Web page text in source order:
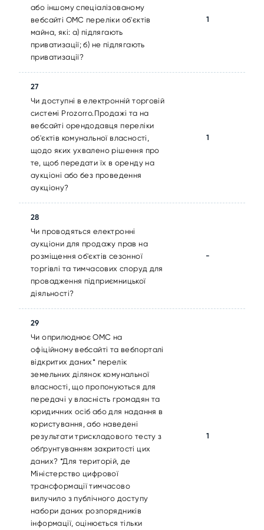
або іншому спеціалізованому
вебсайті ОМС переліки об'єктів
майна, які: а) підлягають
приватизації; б) не підлягають
приватизації?
1
27
Чи доступні в електронній торговій
системі Prozorro.Продажі та на
вебсайті орендодавця переліки
об'єктів комунальної власності,
щодо яких ухвалено рішення про
те, щоб передати їх в оренду на
аукціоні або без проведення
аукціону?
1
28
Чи проводяться електронні
аукціони для продажу прав на
розміщення об'єктів сезонної
торгівлі та тимчасових споруд для
провадження підприємницької
діяльності?
-
29
Чи оприлюднює ОМС на
офіційному вебсайті та вебпорталі
відкритих даних* перелік
земельних ділянок комунальної
власності, що пропонуються для
передачі у власність громадян та
юридичних осіб або для надання в
користування, або наведені
результати трискладового тесту з
обґрунтуванням закритості цих
даних? *Для територій, де
Міністерство цифрової
трансформації тимчасово
вилучило з публічного доступу
набори даних розпорядників
інформації, оцінюється тільки
1